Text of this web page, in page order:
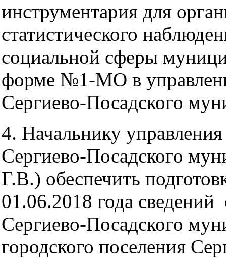
инструментария для
статистического
социальной сферы
форме №1-МО в
Сергиево-Посадского
4. Начальнику
Сергиево-Посадского
Г.В.) обеспечить
01.06.2018 года
Сергиево-Посадского
городского поселения